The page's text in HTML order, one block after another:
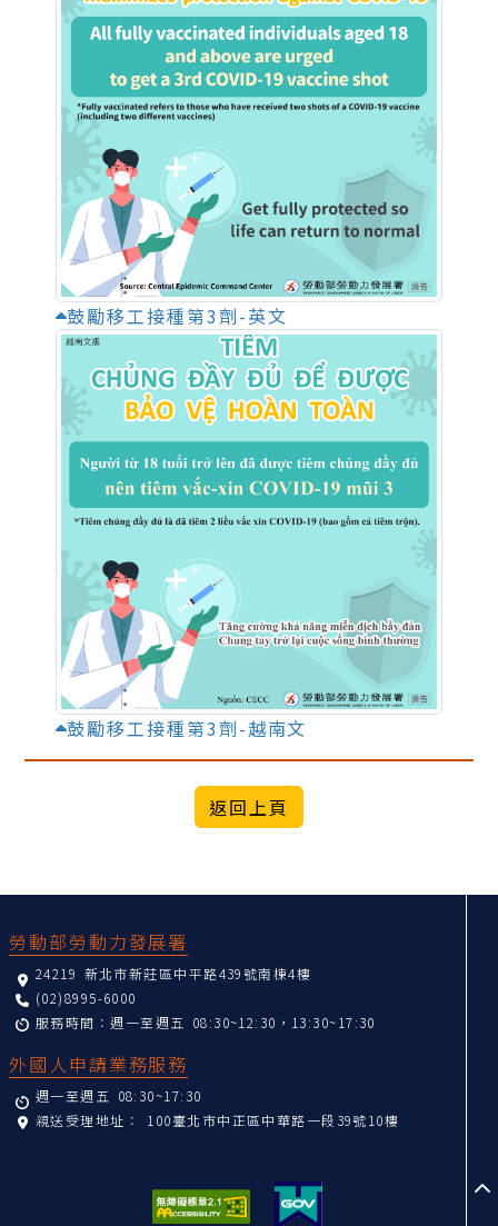
鼓勵移工接種第3劑-英文
鼓勵移工接種第3劑-越南文
勞動部勞動力發展署
24219 新北市新莊區中平路439號南棟4樓
(02)8995-6000
服務時間：週一至週五 08:30~12:30，13:30~17:30
外國人申請業務服務
週一至週五 08:30~17:30
親送受理地址： 100臺北市中正區中華路一段39號10樓
至